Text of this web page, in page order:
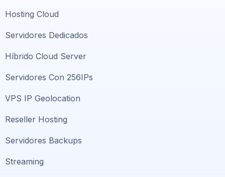
Hosting Cloud
Servidores Dedicados
Híbrido Cloud Server
Servidores Con 256IPs
VPS IP Geolocation
Reseller Hosting
Servidores Backups
Streaming